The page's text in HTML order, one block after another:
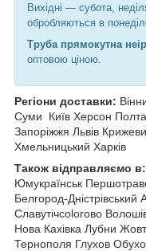
Вихідні — субота,
обробляються в
Труба прямокутна
оптовою ціною.
Регіони доставки:
Суми
Київ Херсон
Запоріжжя Львів
Хмельницький Харків
Також відправляємо в:
Юмукраїнськ
Белгород-
Славутічcolorово
Нова Кахівка Лубни
Тернополя Глухов